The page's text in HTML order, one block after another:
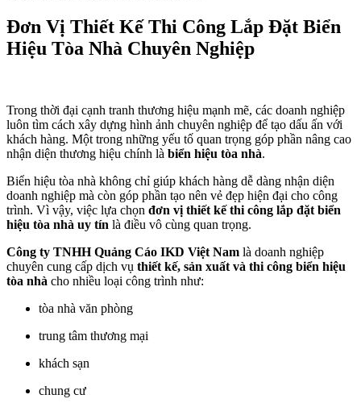
Đơn Vị Thiết Kế Thi Công Lắp Đặt Biển
Hiệu Tòa Nhà Chuyên Nghiệp
Trong thời đại cạnh tranh thương hiệu mạnh mẽ, các doanh nghiệp
luôn tìm cách xây dựng hình ảnh chuyên nghiệp để tạo dấu ấn với
khách hàng. Một trong những yếu tố quan trọng góp phần nâng cao
nhận diện thương hiệu chính là biển hiệu tòa nhà.
Biển hiệu tòa nhà không chỉ giúp khách hàng dễ dàng nhận diện
doanh nghiệp mà còn góp phần tạo nên vẻ đẹp hiện đại cho công
trình. Vì vậy, việc lựa chọn đơn vị thiết kế thi công lắp đặt biển
hiệu tòa nhà uy tín là điều vô cùng quan trọng.
Công ty TNHH Quảng Cáo IKD Việt Nam là doanh nghiệp
chuyên cung cấp dịch vụ thiết kế, sản xuất và thi công biển hiệu
tòa nhà cho nhiều loại công trình như:
tòa nhà văn phòng
trung tâm thương mại
khách sạn
chung cư